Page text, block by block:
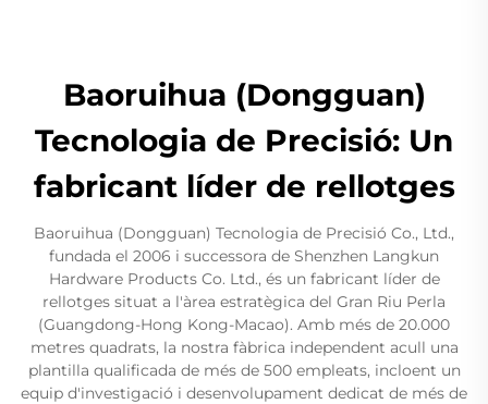
Baoruihua (Dongguan)
Tecnologia de Precisió: Un
fabricant líder de rellotges
Baoruihua (Dongguan) Tecnologia de Precisió Co., Ltd.,
fundada el 2006 i successora de Shenzhen Langkun
Hardware Products Co. Ltd., és un fabricant líder de
rellotges situat a l'àrea estratègica del Gran Riu Perla
(Guangdong-Hong Kong-Macao). Amb més de 20.000
metres quadrats, la nostra fàbrica independent acull una
plantilla qualificada de més de 500 empleats, incloent un
equip d'investigació i desenvolupament dedicat de més de